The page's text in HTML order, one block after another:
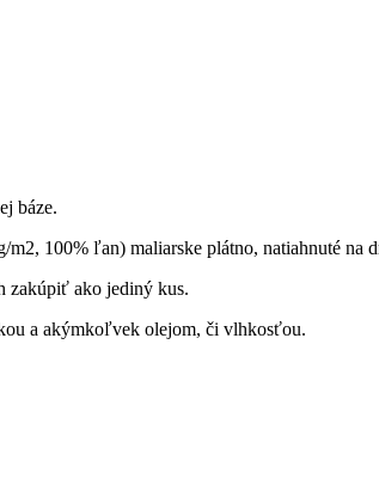
báze.
100% ľan) maliarske plátno, natiahnuté na
zakúpiť ako jediný kus.
a akýmkoľvek olejom, či vlhkosťou.